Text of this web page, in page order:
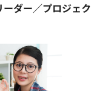
ーダー／プロジェク